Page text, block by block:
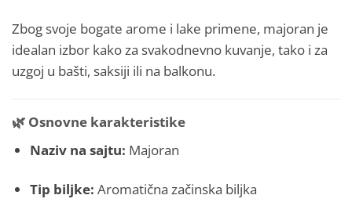
Zbog svoje bogate arome i lake primene, majoran je
idealan izbor kako za svakodnevno kuvanje, tako i za
uzgoj u bašti, saksiji ili na balkonu.
🌿 Osnovne karakteristike
Naziv na sajtu: Majoran
Tip biljke: Aromatična začinska biljka